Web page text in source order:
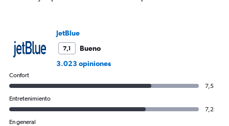
JetBlue
7,1
Bueno
3.023 opiniones
Confort
7,5
Entretenimiento
7,2
En general